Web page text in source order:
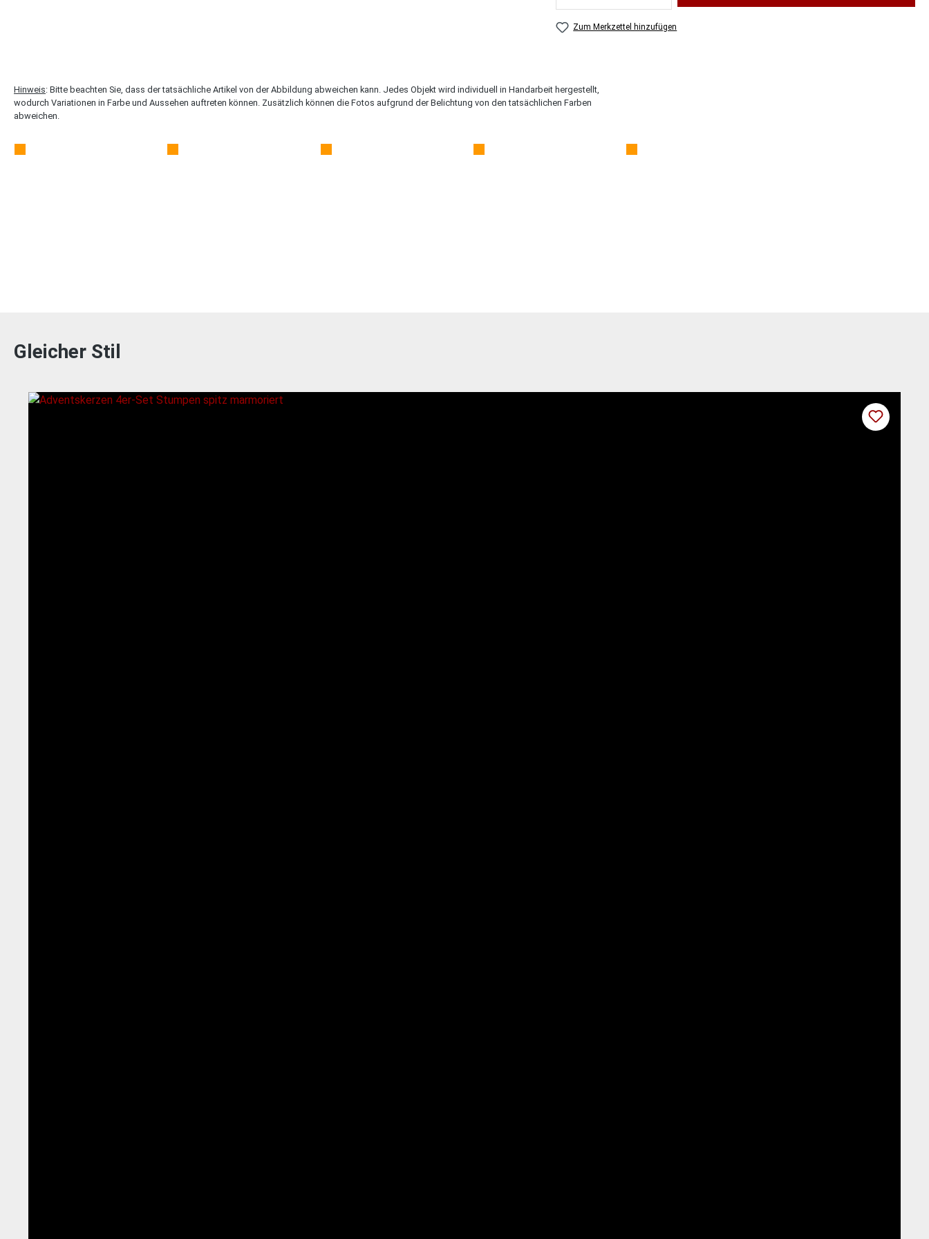
Zum Merkzettel hinzufügen
Hinweis: Bitte beachten Sie, dass der tatsächliche Artikel von der Abbildung abweichen kann. Jedes Objekt wird individuell in Handarbeit hergestellt,
wodurch Variationen in Farbe und Aussehen auftreten können. Zusätzlich können die Fotos aufgrund der Belichtung von den tatsächlichen Farben
abweichen.
Gleicher Stil